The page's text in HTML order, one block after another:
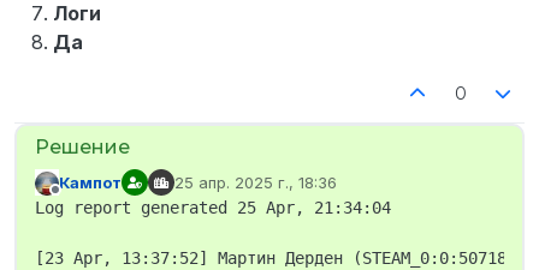
Логи
Да
0
Не в сети
Кампот 25 апр. 2025 г., 18:36
отредактировано
Log report generated 25 Apr, 21:34:04
[23 Apr, 13:37:52] Мартин Дерден